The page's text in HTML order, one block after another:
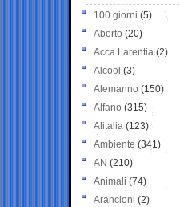
100 giorni (5)
Aborto (20)
Acca Larentia (2)
Alcool (3)
Alemanno (150)
Alfano (315)
Alitalia (123)
Ambiente (341)
AN (210)
Animali (74)
Arancioni (2)